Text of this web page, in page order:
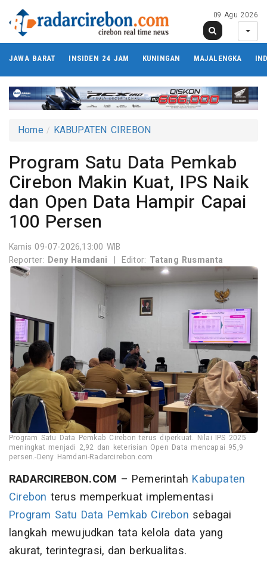
09 Agu 2026
JAWA BARAT INSIDEN 24 JAM KUNINGAN MAJALENGKA
Home KABUPATEN CIREBON
Program Satu Data Pemkab
Cirebon Makin Kuat, IPS Naik
dan Open Data Hampir Capai
100 Persen
Kamis 09-07-2026,13:00 WIB
Reporter: Deny Hamdani | Editor: Tatang Rusmanta
Program Satu Data Pemkab Cirebon terus diperkuat. Nilai IPS 2025
meningkat menjadi 2,92 dan keterisian Open Data mencapai 95,9
persen.-Deny Hamdani-Radarcirebon.com
RADARCIREBON.COM – Pemerintah Kabupaten
Cirebon terus memperkuat implementasi
Program Satu Data Pemkab Cirebon sebagai
langkah mewujudkan tata kelola data yang
akurat, terintegrasi, dan berkualitas.